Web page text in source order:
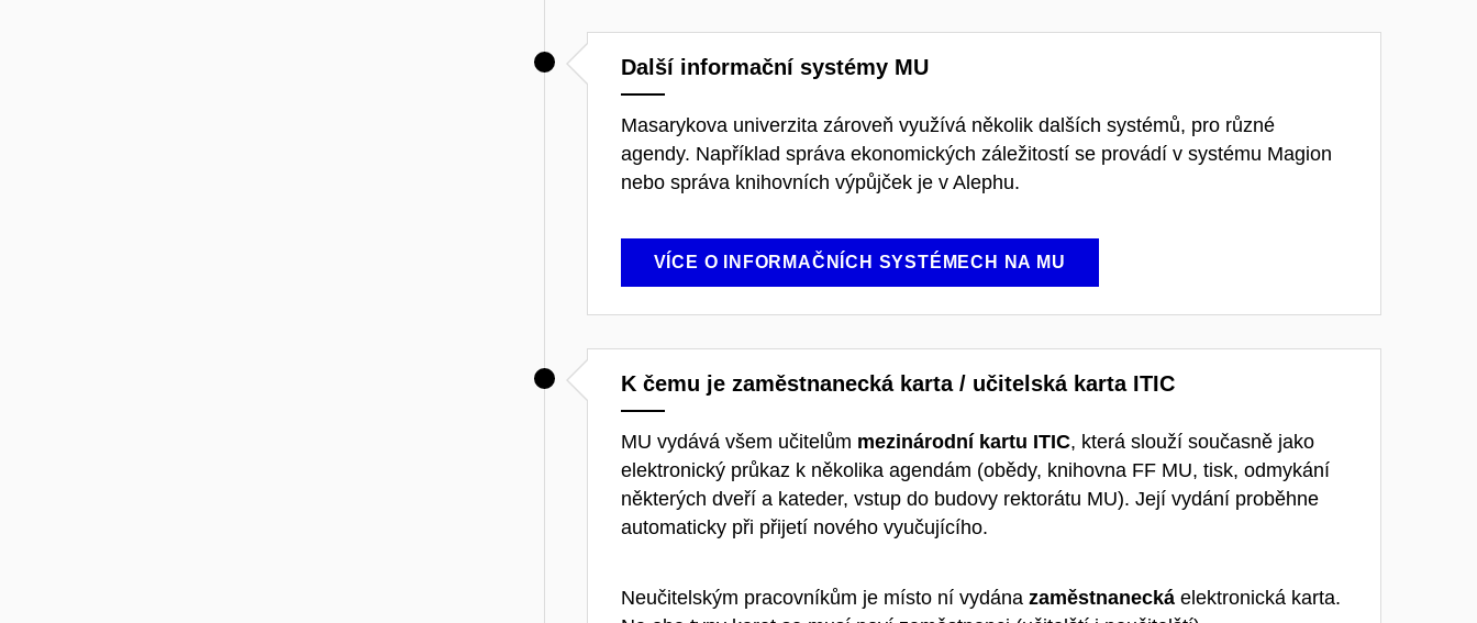
Další informační systémy MU
Masarykova univerzita zároveň využívá několik dalších systémů, pro různé
agendy. Například správa ekonomických záležitostí se provádí v systému Magion
nebo správa knihovních výpůjček je v Alephu.
VÍCE O INFORMAČNÍCH SYSTÉMECH NA MU
K čemu je zaměstnanecká karta / učitelská karta ITIC
MU vydává všem učitelům mezinárodní kartu ITIC, která slouží současně jako
elektronický průkaz k několika agendám (obědy, knihovna FF MU, tisk, odmykání
některých dveří a kateder, vstup do budovy rektorátu MU). Její vydání proběhne
automaticky při přijetí nového vyučujícího.
Neučitelským pracovníkům je místo ní vydána zaměstnanecká elektronická karta.